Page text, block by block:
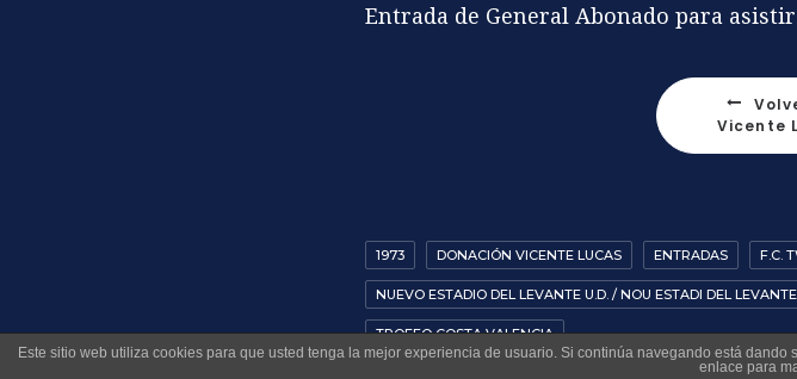
Entrada de General Abonado para
Vicente
1973 DONACIÓN VICENTE LUCAS ENTRADAS F.C.
NUEVO ESTADIO DEL LEVANTE U.D. / NOU ESTADI DEL
TROFEO COSTA VALENCIA
Este sitio web utiliza cookies para que usted tenga la mejor experiencia de usuario. Si continúa navegando está
enlace para